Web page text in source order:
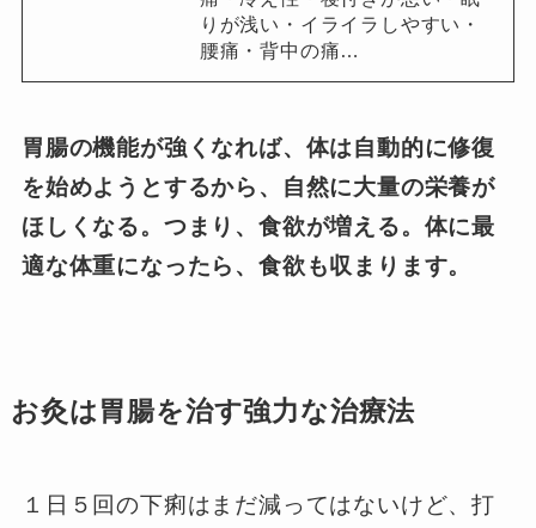
りが浅い・イライラしやすい・
腰痛・背中の痛…
胃腸の機能が強くなれば、体は自動的に修復
を始めようとするから、自然に大量の栄養が
ほしくなる。つまり、食欲が増える。体に最
適な体重になったら、食欲も収まります。
お灸は胃腸を治す強力な治療法
１日５回の下痢はまだ減ってはないけど、打